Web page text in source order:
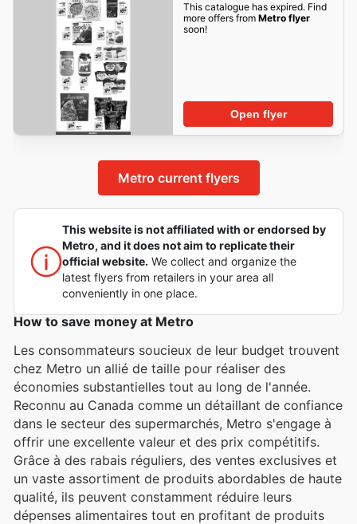
This catalogue has expired. Find
more offers from Metro flyer
soon!
Open flyer
Metro current flyers
This website is not affiliated with or endorsed by
Metro, and it does not aim to replicate their
official website. We collect and organize the
latest flyers from retailers in your area all
conveniently in one place.
How to save money at Metro
Les consommateurs soucieux de leur budget trouvent
chez Metro un allié de taille pour réaliser des
économies substantielles tout au long de l'année.
Reconnu au Canada comme un détaillant de confiance
dans le secteur des supermarchés, Metro s'engage à
offrir une excellente valeur et des prix compétitifs.
Grâce à des rabais réguliers, des ventes exclusives et
un vaste assortiment de produits abordables de haute
qualité, ils peuvent constamment réduire leurs
dépenses alimentaires tout en profitant de produits